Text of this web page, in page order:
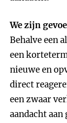
We zijn
Behalve een
een
nieuwe en
direct
een zwaar
aandacht